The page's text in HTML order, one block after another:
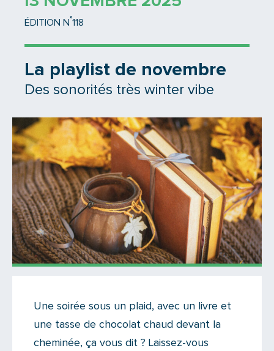
ÉDITION N °118
La playlist de novembre
Des sonorités très winter vibe
Il n'y a aucun commentaire...
Ajoutez le vôtre
Une soirée sous un plaid, avec un livre et
une tasse de chocolat chaud devant la
cheminée, ça vous dit ? Laissez-vous